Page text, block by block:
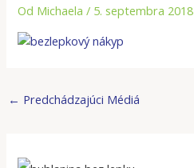
Od Michaela/ 5. septembra 2018
← Predchádzajúci Médiá